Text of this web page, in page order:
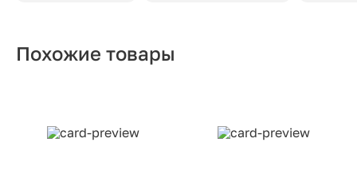
Похожие товары